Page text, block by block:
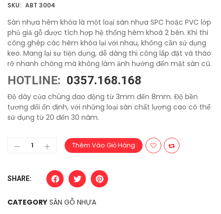
SKU: ABT 3004
Sàn nhựa hèm khóa là một loại sàn nhựa SPC hoặc PVC lớp
phủ giả gỗ được tích hợp hệ thống hèm khoá 2 bên. Khi thi
công ghép các hèm khóa lại với nhau, không cần sử dụng
keo. Mang lại sự tiện dụng, dễ dàng thi công lắp đặt và tháo
rỡ nhanh chóng mà không làm ảnh hưởng đến mặt sàn cũ.
HOTLINE: 0357.168.168
Độ dày của chúng dao động từ 3mm đến 8mm. Độ bền
tương đối ổn định, với những loại sàn chất lượng cao có thể
sử dụng từ 20 đến 30 năm.
Thêm Vào Giỏ Hàng
SHARE:
CATEGORY SÀN GỖ NHỰA